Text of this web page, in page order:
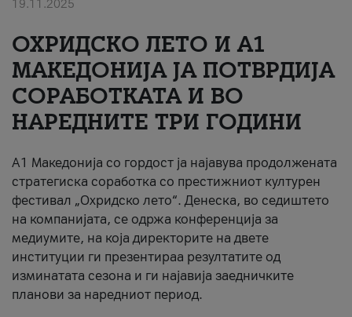
#ПодобарОнлајн
19.11.2025
ОХРИДСКО ЛЕТО И A1
МАКЕДОНИЈА ЈА ПОТВРДИЈА
СОРАБОТКАТА И ВО
НАРЕДНИТЕ ТРИ ГОДИНИ
A1 Македонија со гордост ја најавува продолжената
стратегиска соработка со престижниот културен
фестивал „Охридско лето“. Денеска, во седиштето
на компанијата, се одржа конференција за
медиумите, на која директорите на двете
институции ги презентираа резултатите од
изминатата сезона и ги најавија заедничките
планови за наредниот период.